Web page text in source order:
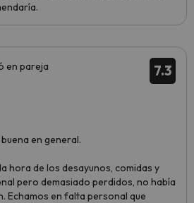
7.3
en pareja
en general.
hora de los desayunos, comidas y
pero demasiado perdidos, no había
Echamos en falta personal que